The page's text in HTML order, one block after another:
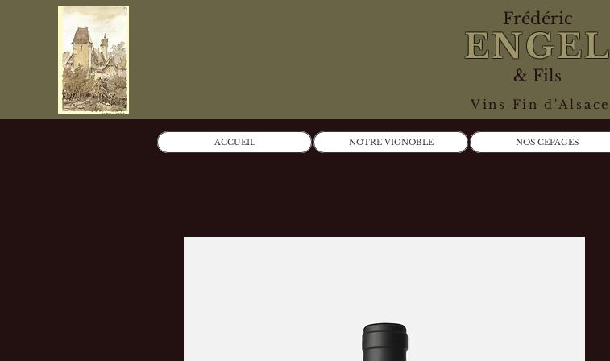
Frédéric
ENGEL
& Fils
Vins Fin d'Alsace
ACCUEIL NOTRE VIGNOBLE NOS CEPAGES